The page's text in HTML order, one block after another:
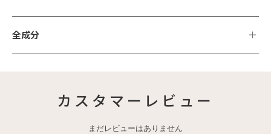
全成分
カスタマーレビュー
まだレビューはありません